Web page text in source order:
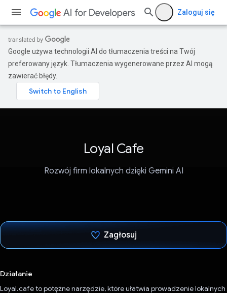
Zaloguj się
Google używa technologii AI do tłumaczenia treści na Twój
preferowany język. Tłumaczenia wygenerowane przez AI mogą
zawierać błędy.
Loyal Cafe
Rozwój firm lokalnych dzięki Gemini AI
Zagłosuj
Działanie
Loyal.cafe to potężne narzędzie, które ułatwia prowadzenie lokalnych